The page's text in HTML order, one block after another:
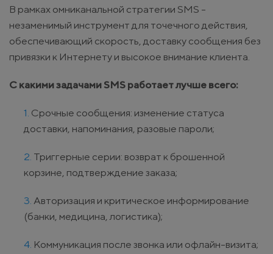
В рамках омниканальной стратегии SMS -
незаменимый инструмент для точечного действия,
обеспечивающий скорость, доставку сообщения без
привязки к Интернету и высокое внимание клиента.
С какими задачами SMS работает лучше всего:
Срочные сообщения: изменение статуса
доставки, напоминания, разовые пароли;
Триггерные серии: возврат к брошенной
корзине, подтверждение заказа;
Авторизация и критическое информирование
(банки, медицина, логистика);
Коммуникация после звонка или офлайн-визита;